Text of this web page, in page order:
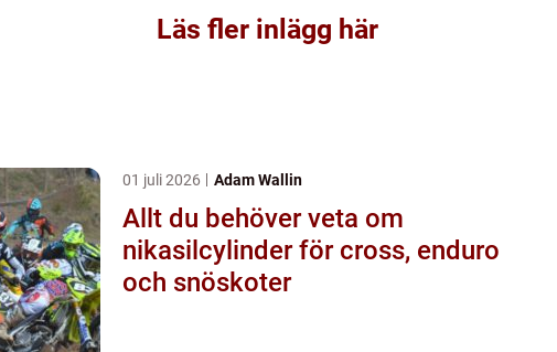
Läs fler inlägg här
01 juli 2026 Adam Wallin
Allt du behöver veta om
nikasilcylinder för cross, enduro
och snöskoter